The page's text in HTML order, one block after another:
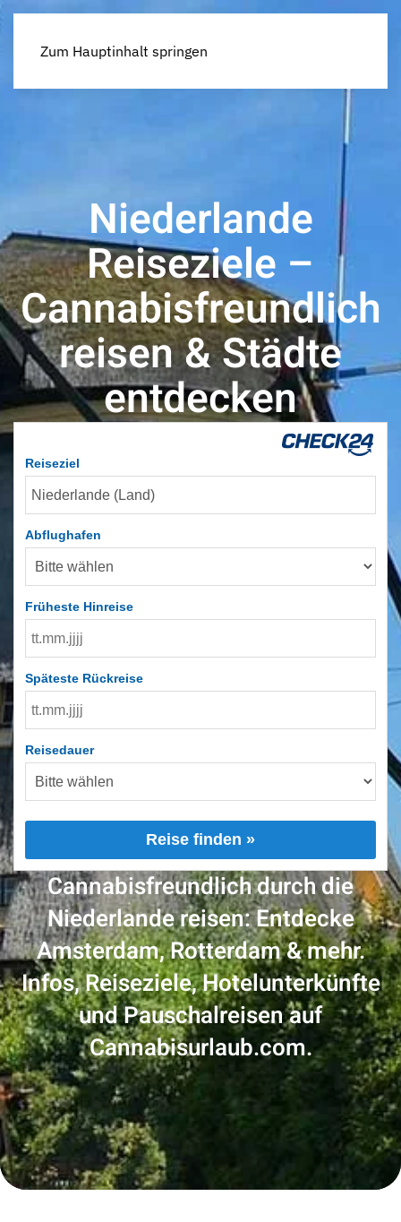
Zum Hauptinhalt springen
Niederlande
Reiseziele –
Cannabisfreundlich
reisen & Städte
entdecken
Reiseziel
Abflughafen
Früheste Hinreise
Späteste Rückreise
Reisedauer
Reise finden »
Cannabisfreundlich durch die
Niederlande reisen: Entdecke
Amsterdam, Rotterdam & mehr.
Infos, Reiseziele, Hotelunterkünfte
und Pauschalreisen auf
Cannabisurlaub.com.